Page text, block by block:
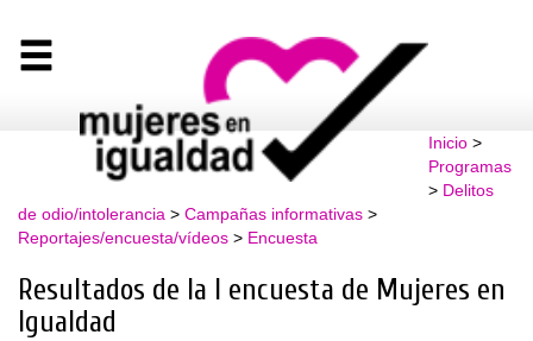
Inicio>
Programas
> Delitos
de odio/intolerancia > Campañas informativas >
Reportajes/encuesta/vídeos > Encuesta
Resultados de la I encuesta de Mujeres en
Igualdad